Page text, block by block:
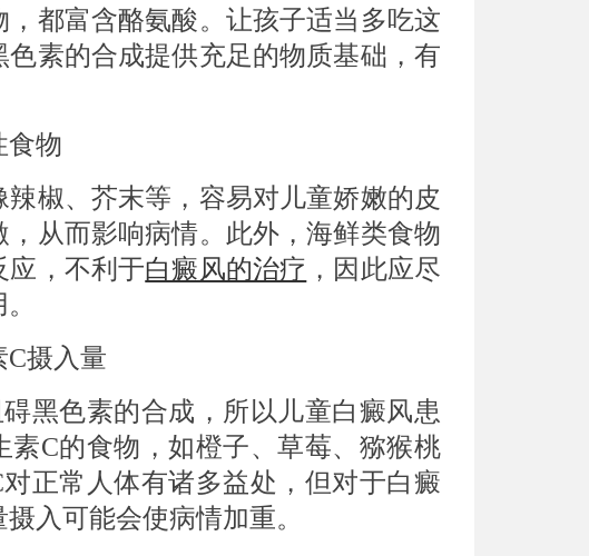
，都富含酪氨酸。让孩子适当多吃这
素的合成提供充足的物质基础，有
物
椒、芥末等，容易对儿童娇嫩的皮
，从而影响病情。此外，海鲜类食物
应，不利于白癜风的治疗 ，因此应尽
摄入量
色素的合成，所以儿童白癜风患
素C的食物，如橙子、草莓、猕猴桃
正常人体有诸多益处，但对于白癜
入可能会使病情加重。